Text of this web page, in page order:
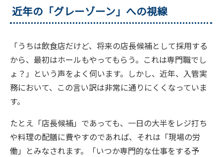
近年の「グレーゾーン」への視線
「うちは飲食店だけど、将来の店長候補として採用する
から、最初はホールもやってもらう。これは専門職でし
ょ？」という声をよく伺います。しかし、近年、入管実
務において、この言い訳は非常に通りにくくなっていま
す。
たとえ「店長候補」であっても、一日の大半をレジ打ち
や料理の配膳に費やすのであれば、それは「現場の労
働」とみなされます。「いつか専門的な仕事をする予